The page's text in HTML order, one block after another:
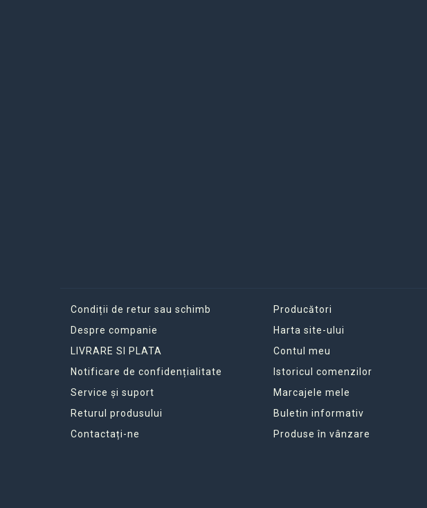
Condiții de retur sau schimb
Despre companie
LIVRARE SI PLATA
Notificare de confidențialitate
Service și suport
Returul produsului
Contactați-ne
Producători
Harta site-ului
Contul meu
Istoricul comenzilor
Marcajele mele
Buletin informativ
Produse în vânzare